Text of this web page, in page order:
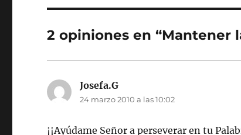
2 opiniones en “Mantener
Josefa.G
24 marzo 2010 a las 10:02
¡¡Ayúdame Señor a perseverar en tu